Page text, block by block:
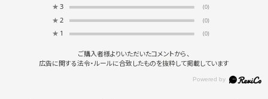
★ 3 (0)
★ 2 (0)
★ 1 (0)
ご購入者様よりいただいたコメントから、
広告に関する法令・ルールに合致したものを抜粋して掲載しています